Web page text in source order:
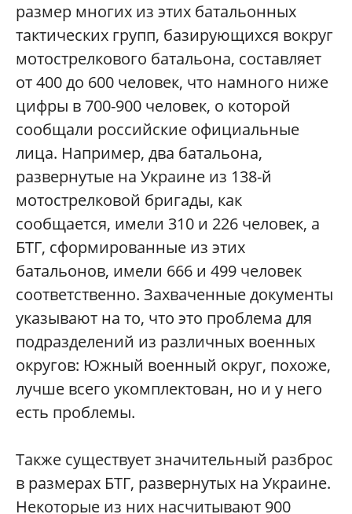
размер многих из этих батальонных
тактических групп, базирующихся вокруг
мотострелкового батальона, составляет
от 400 до 600 человек, что намного ниже
цифры в 700-900 человек, о которой
сообщали российские официальные
лица. Например, два батальона,
развернутые на Украине из 138-й
мотострелковой бригады, как
сообщается, имели 310 и 226 человек, а
БТГ, сформированные из этих
батальонов, имели 666 и 499 человек
соответственно. Захваченные документы
указывают на то, что это проблема для
подразделений из различных военных
округов: Южный военный округ, похоже,
лучше всего укомплектован, но и у него
есть проблемы.
Также существует значительный разброс
в размерах БТГ, развернутых на Украине.
Некоторые из них насчитывают 900